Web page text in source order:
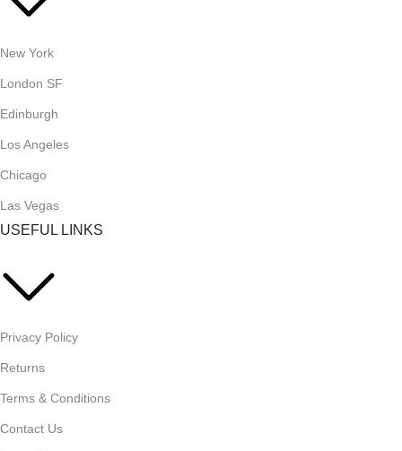
New York
London SF
Edinburgh
Los Angeles
Chicago
Las Vegas
USEFUL LINKS
Privacy Policy
Returns
Terms & Conditions
Contact Us